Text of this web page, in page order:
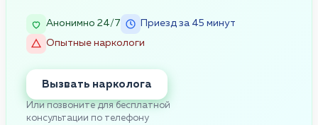
Анонимно 24/7
Приезд за 45 минут
Опытные наркологи
Вызвать нарколога
Или позвоните для бесплатной
консультации по телефону